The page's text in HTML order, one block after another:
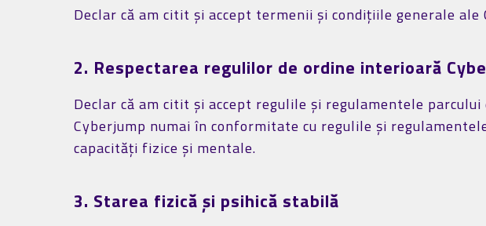
Declar că am citit și accept termenii și condițiile generale ale
2. Respectarea regulilor de ordine interioară
Declar că am citit și accept regulile și regulamentele
Cyberjump numai în conformitate cu regulile și
capacități fizice și mentale.
3. Starea fizică și psihică stabilă